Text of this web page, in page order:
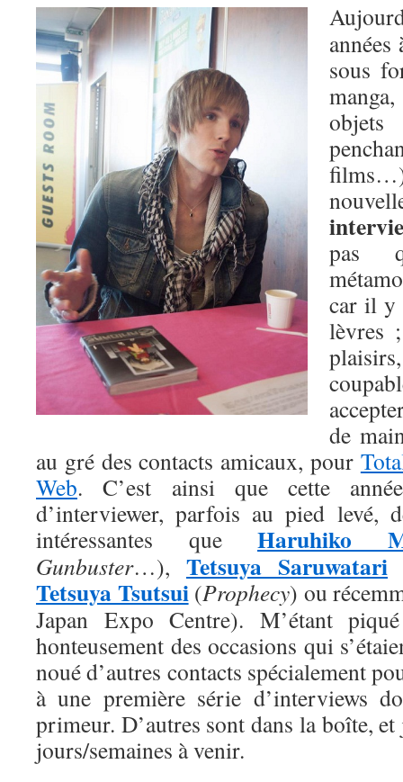
sous
pas
car il y
lèvres
de
au gré des contacts amicaux, pour
Web. C’est ainsi que cette
d’interviewer, parfois au pied levé,
intéressantes que Haruhiko
Gunbuster…), Tetsuya Saruwatari
Tetsuya Tsutsui(Prophecy) ou
Japan Expo Centre). M’étant
honteusement des occasions qui
noué d’autres contacts spécialement
à une première série d’interviews
primeur. D’autres sont dans la boîte,
jours/semaines à venir.